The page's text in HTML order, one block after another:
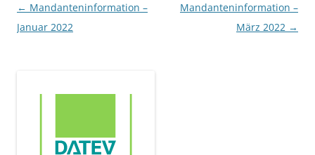
Beitragsnavigation
← Mandanteninformation –
Januar 2022
Mandanteninformation –
März 2022 →